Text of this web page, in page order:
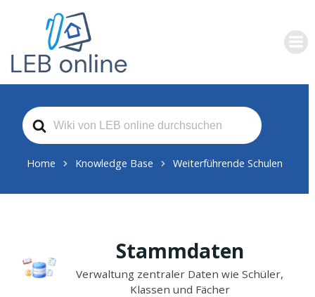
Search
For
Home Knowledge Base Weiterführende Schulen
Stammdaten
Verwaltung zentraler Daten wie Schüler,
Klassen und Fächer